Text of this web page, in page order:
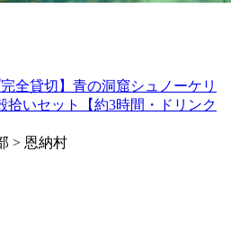
全貸切】青の洞窟シュノーケリ
拾いセット【約3時間・ドリンク
> 恩納村